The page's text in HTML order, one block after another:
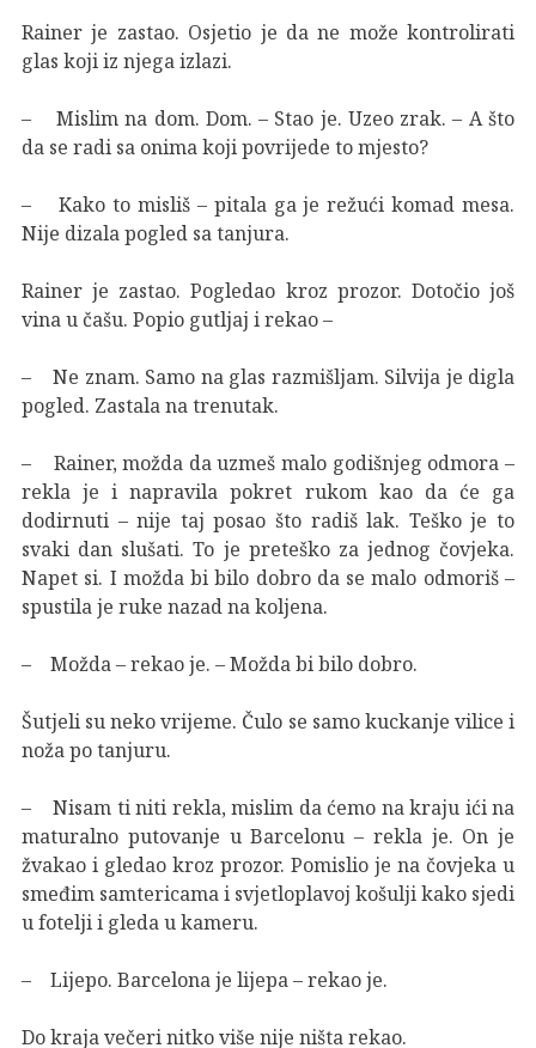
Rainer je zastao. Osjetio je da ne može kontrolirati
glas koji iz njega izlazi.
– Mislim na dom. Dom. – Stao je. Uzeo zrak. – A što
da se radi sa onima koji povrijede to mjesto?
– Kako to misliš – pitala ga je režući komad mesa.
Nije dizala pogled sa tanjura.
Rainer je zastao. Pogledao kroz prozor. Dotočio još
vina u čašu. Popio gutljaj i rekao –
– Ne znam. Samo na glas razmišljam. Silvija je digla
pogled. Zastala na trenutak.
– Rainer, možda da uzmeš malo godišnjeg odmora –
rekla je i napravila pokret rukom kao da će ga
dodirnuti – nije taj posao što radiš lak. Teško je to
svaki dan slušati. To je preteško za jednog čovjeka.
Napet si. I možda bi bilo dobro da se malo odmoriš –
spustila je ruke nazad na koljena.
– Možda – rekao je. – Možda bi bilo dobro.
Šutjeli su neko vrijeme. Čulo se samo kuckanje vilice i
noža po tanjuru.
– Nisam ti niti rekla, mislim da ćemo na kraju ići na
maturalno putovanje u Barcelonu – rekla je. On je
žvakao i gledao kroz prozor. Pomislio je na čovjeka u
smeđim samtericama i svjetloplavoj košulji kako sjedi
u fotelji i gleda u kameru.
– Lijepo. Barcelona je lijepa – rekao je.
Do kraja večeri nitko više nije ništa rekao.